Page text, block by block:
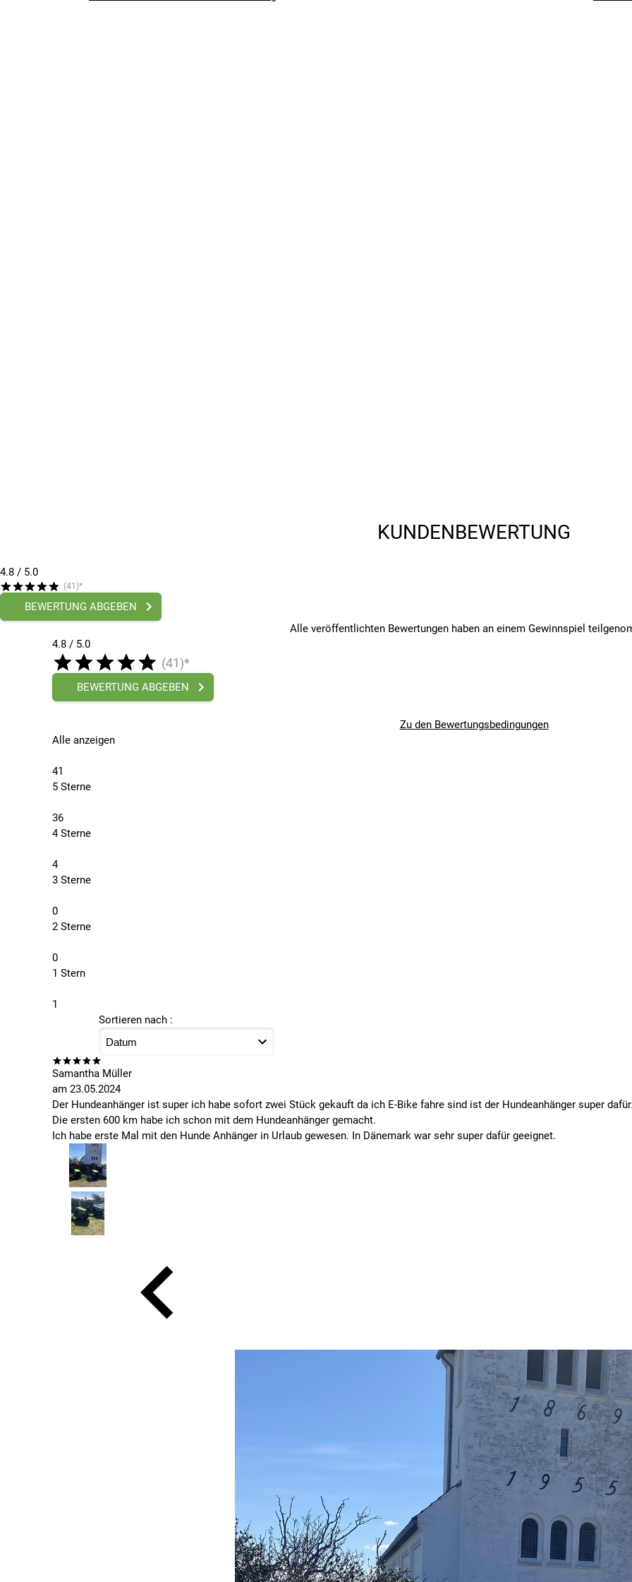
KUNDENBEWERTUNG
4.8 / 5.0
(41)*
BEWERTUNG ABGEBEN
Alle veröffentlichten Bewertungen haben an einem Gewinnspiel
4.8 / 5.0
(41)*
BEWERTUNG ABGEBEN
Zu den Bewertungsbedingungen
Alle anzeigen
41
5 Sterne
36
4 Sterne
4
3 Sterne
0
2 Sterne
0
1 Stern
1
Sortieren nach :
Samantha Müller
am 23.05.2024
Der Hundeanhänger ist super ich habe sofort zwei Stück gekauft da ich E-Bike fahre sind ist der Hundeanhänger super
Die ersten 600 km habe ich schon mit dem Hundeanhänger gemacht.
Ich habe erste Mal mit den Hunde Anhänger in Urlaub gewesen. In Dänemark war sehr super dafür geeignet.